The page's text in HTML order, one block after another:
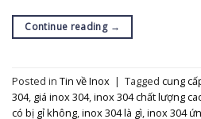
Continue reading →
Posted in Tin về Inox | Tagged cung
304, giá inox 304,inox 304 chất lượng
có bị gỉ không,inox 304 là gì,inox 304